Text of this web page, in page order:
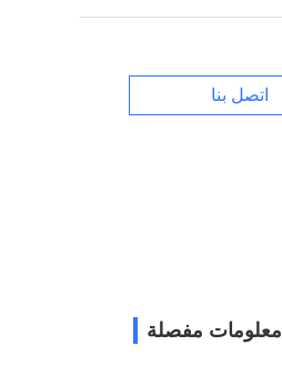
اتصل بنا
معلومات مفصلة